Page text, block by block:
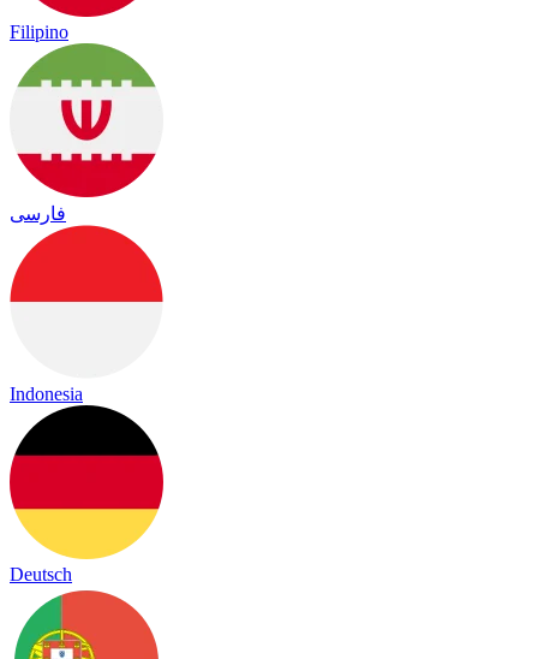
Filipino
فارسی
Indonesia
Deutsch